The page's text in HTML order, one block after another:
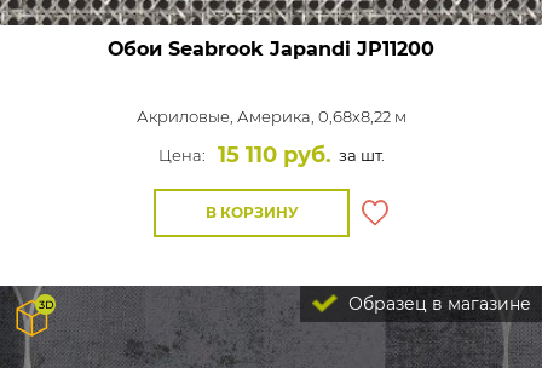
Обои Seabrook Japandi JP11200
Акриловые, Америка, 0,68x8,22 м
Цена:
15 110 руб. за шт.
В КОРЗИНУ
Образец в магазине